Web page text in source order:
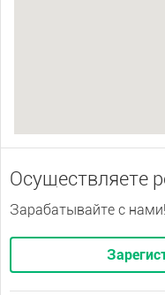
Осуществляете
Зарабатывайте с нами!